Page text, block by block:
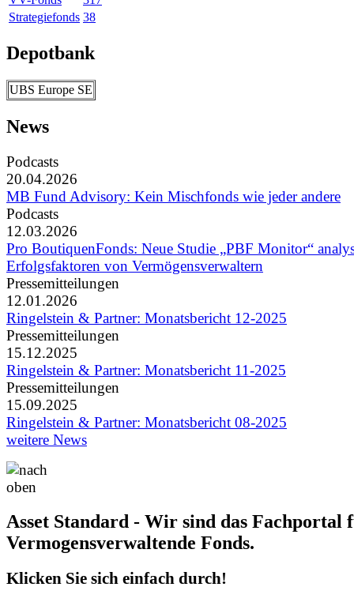
Strategiefonds 38
Depotbank
UBS Europe SE
News
Podcasts
20.04.2026
MB Fund Advisory: Kein Mischfonds wie jeder andere
Podcasts
12.03.2026
Pro BoutiquenFonds: Neue Studie „PBF Monitor“
Erfolgsfaktoren von Vermögensverwaltern
Pressemitteilungen
12.01.2026
Ringelstein & Partner: Monatsbericht 12-2025
Pressemitteilungen
15.12.2025
Ringelstein & Partner: Monatsbericht 11-2025
Pressemitteilungen
15.09.2025
Ringelstein & Partner: Monatsbericht 08-2025
weitere News
Asset Standard - Wir sind das Fachportal
Vermogensverwaltende Fonds.
Klicken Sie sich einfach durch!